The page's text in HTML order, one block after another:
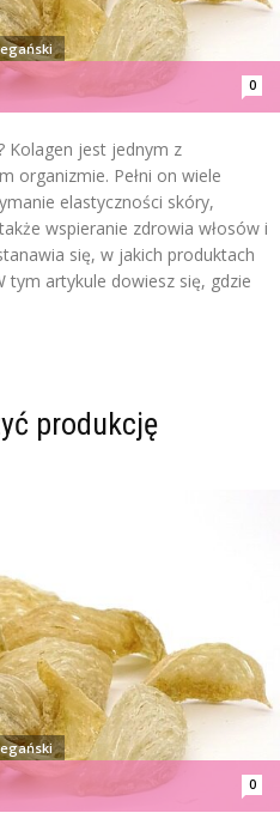
0
Kolagen jest jednym z
organizmie. Pełni on wiele
elastyczności skóry,
wspieranie zdrowia włosów i
się, w jakich produktach
tym artykule dowiesz się, gdzie
produkcję
0